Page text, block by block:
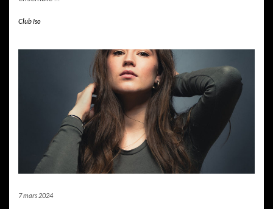
Club Iso
7 mars 2024